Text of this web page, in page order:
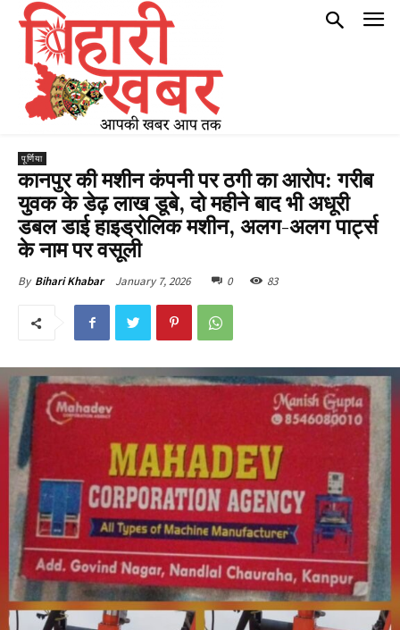
पूर्णिया
कानपुर की मशीन कंपनी पर ठगी का आरोप: गरीब
युवक के डेढ़ लाख डूबे, दो महीने बाद भी अधूरी
डबल डाई हाइड्रोलिक मशीन, अलग-अलग पार्ट्स
के नाम पर वसूली
By Bihari Khabar January 7, 2026 0 83